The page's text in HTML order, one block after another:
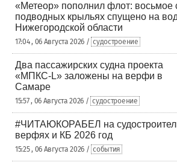
«Метеор» пополнил флот: восьмое
подводных крыльях спущено на
Нижегородской области
17:04 , 06 Августа 2026 / судостроение
Два пассажирских судна проекта
«МПКС-L» заложены на верфи в
Самаре
15:57 , 06 Августа 2026 / судостроение
#ЧИТАЮКОРАБЕЛ на
верфях и КБ 2026 год
15:25 , 06 Августа 2026 / события